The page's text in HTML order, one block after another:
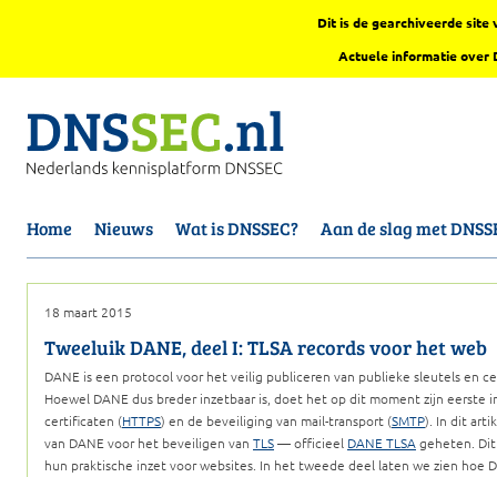
Dit is de gearchiveerde site
Actuele informatie over
Home Nieuws Wat is DNSSEC? Aan de slag met
18 maart 2015
Tweeluik DANE, deel I: TLSA records voor het web
DANE is een protocol voor het veilig publiceren van publieke sleutels en
Hoewel DANE dus breder inzetbaar is, doet het op dit moment zijn eerste
certificaten (HTTPS) en de beveiliging van mail-transport (SMTP). In dit
van DANE voor het beveiligen van TLS— officieel DANE TLSAgeheten.
hun praktische inzet voor websites. In het tweede deel laten we zien hoe